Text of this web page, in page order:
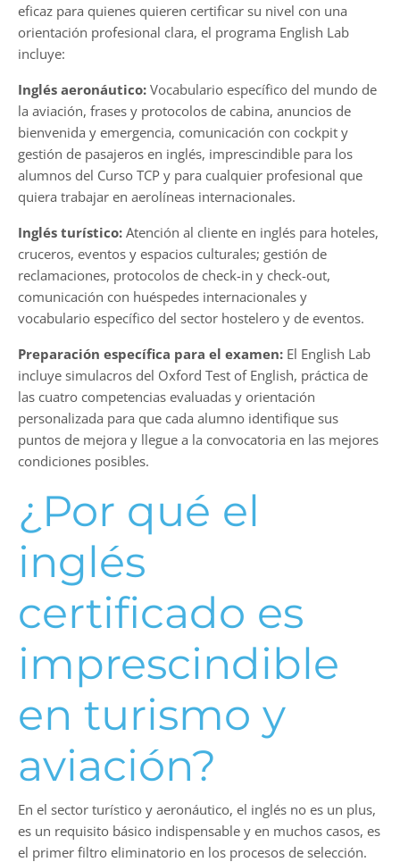
eficaz para quienes quieren certificar su nivel con una
orientación profesional clara, el programa English Lab
incluye:
Inglés aeronáutico: Vocabulario específico del mundo de
la aviación, frases y protocolos de cabina, anuncios de
bienvenida y emergencia, comunicación con cockpit y
gestión de pasajeros en inglés, imprescindible para los
alumnos del Curso TCP y para cualquier profesional que
quiera trabajar en aerolíneas internacionales.
Inglés turístico: Atención al cliente en inglés para hoteles,
cruceros, eventos y espacios culturales; gestión de
reclamaciones, protocolos de check-in y check-out,
comunicación con huéspedes internacionales y
vocabulario específico del sector hostelero y de eventos.
Preparación específica para el examen: El English Lab
incluye simulacros del Oxford Test of English, práctica de
las cuatro competencias evaluadas y orientación
personalizada para que cada alumno identifique sus
puntos de mejora y llegue a la convocatoria en las mejores
condiciones posibles.
¿Por qué el
inglés
certificado es
imprescindible
en turismo y
aviación?
En el sector turístico y aeronáutico, el inglés no es un plus,
es un requisito básico indispensable y en muchos casos, es
el primer filtro eliminatorio en los procesos de selección.